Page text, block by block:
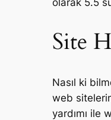
Site
Nasıl ki
web
yardımı ile